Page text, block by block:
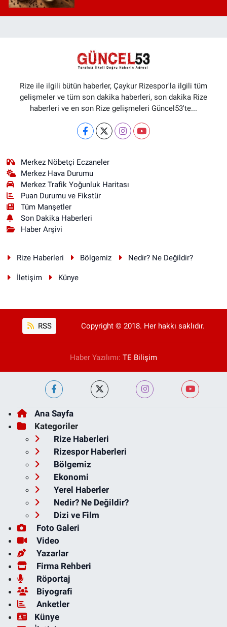
Rize ile ilgili bütün haberler, Çaykur Rizespor'la ilgili tüm
gelişmeler ve tüm son dakika haberleri, son dakika Rize
haberleri ve en son Rize gelişmeleri Güncel53'te...
Merkez Nöbetçi Eczaneler
Merkez Hava Durumu
Merkez Trafik Yoğunluk Haritası
Puan Durumu ve Fikstür
Tüm Manşetler
Son Dakika Haberleri
Haber Arşivi
Rize Haberleri Bölgemiz Nedir? Ne Değildir?
İletişim Künye
RSS Copyright © 2018. Her hakkı saklıdır.
Haber Yazılımı: TE Bilişim
Ana Sayfa
Kategoriler
Rize Haberleri
Rizespor Haberleri
Bölgemiz
Ekonomi
Yerel Haberler
Nedir? Ne Değildir?
Dizi ve Film
Foto Galeri
Video
Yazarlar
Firma Rehberi
Röportaj
Biyografi
Anketler
Künye